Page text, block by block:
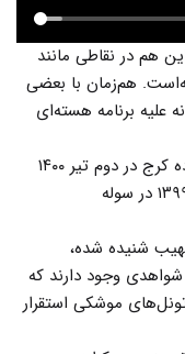
هم در نقاطی مانند
هم‌زمان با بعضی
علیه برنامه هسته‌ای
مشهورترین آنها صداهای انفجاری در محدوده کرج در دوم تیر ۱۴۰۰
و نهم تیر ۱۳۹۹ در سوله
شنیده شده،
وجود دارند که
موشکی استقرار